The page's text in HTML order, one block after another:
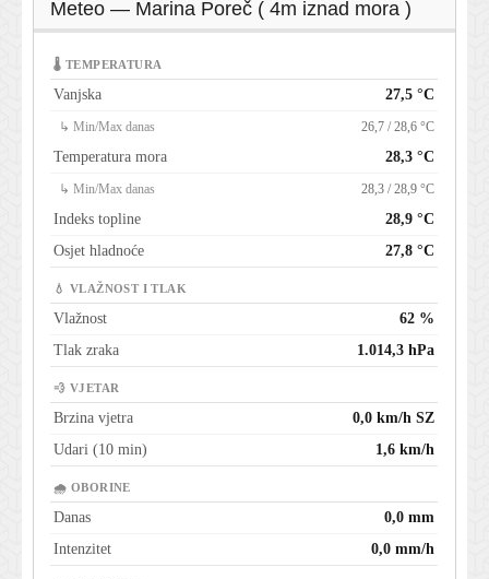
Meteo — Marina Poreč ( 4m iznad mora )
🌡 TEMPERATURA
Vanjska 27,5 °C
↳ Min/Max danas 26,7 / 28,6 °C
Temperatura mora 28,3 °C
↳ Min/Max danas 28,3 / 28,9 °C
Indeks topline
28,9 °C
Osjet hladnoće
27,8 °C
💧 VLAŽNOST I TLAK
Vlažnost
62 %
Tlak zraka
1.014,3 hPa
💨 VJETAR
Brzina vjetra
0,0 km/h SZ
Udari (10 min)
1,6 km/h
🌧 OBORINE
Danas
0,0 mm
Intenzitet
0,0 mm/h